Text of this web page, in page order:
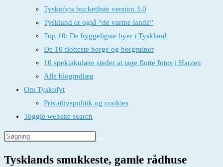
Tyskofyts bucketliste version 3.0
Tyskland er også “de varme lande”
Top 10: De hyggeligste byer i Tyskland
De 10 flotteste borge og borgruiner
10 spektakulære steder at tage flotte fotos i Harzen
Alle blogindlæg
Om Tyskofyt
Privatlivspolitik og cookies
Toggle website search
Tysklands smukkeste, gamle rådhuse